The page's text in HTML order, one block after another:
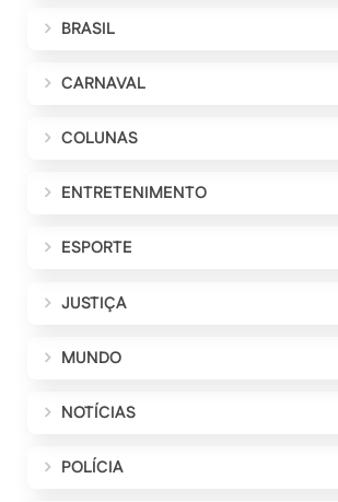
BRASIL
CARNAVAL
COLUNAS
ENTRETENIMENTO
ESPORTE
JUSTIÇA
MUNDO
NOTÍCIAS
POLÍCIA